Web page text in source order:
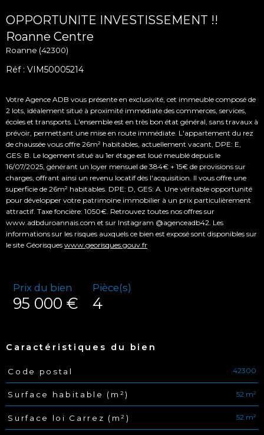
OPPORTUNITE INVESTISSEMENT !!
Roanne Centre
Roanne (42300)
Réf : VIM50005214
Votre Agence ADB vous présente en exclusivité, cet immeuble composé de
2 lots, idéalement situé à proximité immédiate des commerces, services,
écoles et transports. L'ensemble est en très bon état général, sans travaux à
prévoir, permettant une mise en route immédiate. L'appartement du rez
de chaussée vous offre 26m² habitables, actuellement vacant, DPE: E,
GES: B. Le logement situé au 1er étage est loué meublé depuis le
16/07/2025, générant un loyer mensuel de 384€ + 15€ de provisions sur
charges, offrant ainsi un revenu locatif dès l'acquisition. Il vous offre une
superficie de 26m² habitables. DPE: D, GES: A. Une véritable opportunité
pour développer votre patrimoine immobilier à un prix particulièrement
attractif. Taxe foncière: 1050€. Retrouvez toutes nos offres sur
www.adbduroannais.com et sur Instagram @agenceadb42. Les
informations sur les risques auxquels ce bien est exposé sont disponibles sur
le site Géorisques www.georisques.gouv.fr
Prix du bien
95 000 €
Pièce(s)
4
Caractéristiques du bien
Caractéristiques Valeurs
Code postal 42300
Surface habitable (m²) 52 m²
Surface loi Carrez (m²) 52 m²